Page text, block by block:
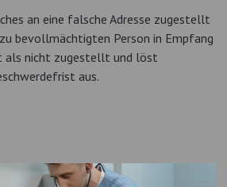
an eine falsche Adresse zugestellt
bevollmächtigten Person in Empfang
als nicht zugestellt und löst
aus.